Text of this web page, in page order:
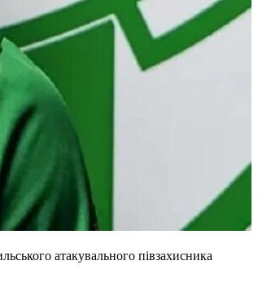
атакувального півзахисника